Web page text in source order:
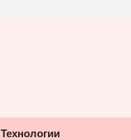
Технологии